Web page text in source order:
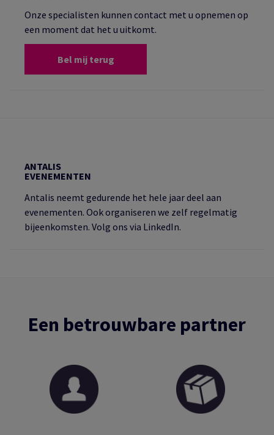
Onze specialisten kunnen contact met u opnemen op
een moment dat het u uitkomt.
Bel mij terug
ANTALIS
EVENEMENTEN
Antalis neemt gedurende het hele jaar deel aan
evenementen. Ook organiseren we zelf regelmatig
bijeenkomsten. Volg ons via LinkedIn.
Een betrouwbare partner